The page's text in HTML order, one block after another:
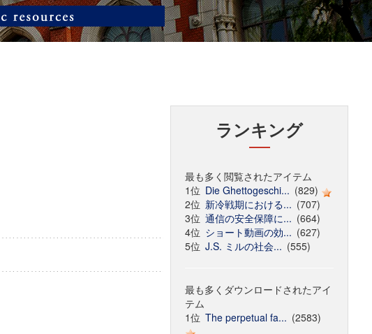
ランキング
最も多く閲覧されたアイテム
1位 Die Ghettogeschi... (829)
2位 新冷戦期における... (707)
3位 通信の安全保障に... (664)
4位 ショート動画の効... (627)
5位 J.S. ミルの社会... (555)
最も多くダウンロードされたアイ
テム
1位 The perpetual fa... (2583)